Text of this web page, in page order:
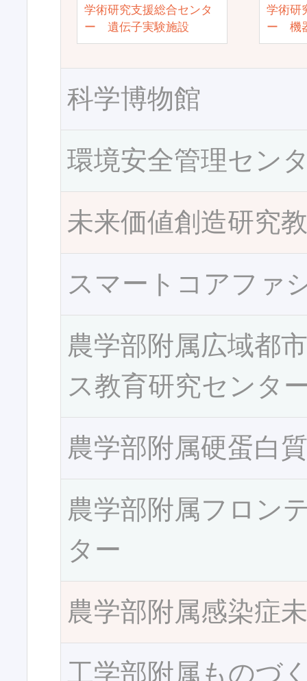
学術研究支援総合センタ
ー 遺伝子実験施設
学術研
ー 機
科学博物館
環境安全管理セン
未来価値創造研究
スマートコアファ
農学部附属広域都
ス教育研究センタ
農学部附属硬蛋白
農学部附属フロン
ター
農学部附属感染症
工学部附属ものづ